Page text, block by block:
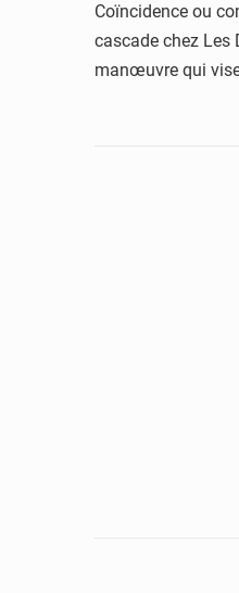
Coïncidence ou
cascade chez Les
manœuvre qui